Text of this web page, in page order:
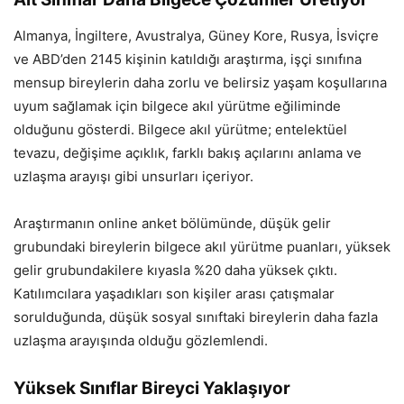
Almanya, İngiltere, Avustralya, Güney Kore, Rusya, İsviçre
ve ABD’den 2145 kişinin katıldığı araştırma, işçi sınıfına
mensup bireylerin daha zorlu ve belirsiz yaşam koşullarına
uyum sağlamak için bilgece akıl yürütme eğiliminde
olduğunu gösterdi. Bilgece akıl yürütme; entelektüel
tevazu, değişime açıklık, farklı bakış açılarını anlama ve
uzlaşma arayışı gibi unsurları içeriyor.
Araştırmanın online anket bölümünde, düşük gelir
grubundaki bireylerin bilgece akıl yürütme puanları, yüksek
gelir grubundakilere kıyasla %20 daha yüksek çıktı.
Katılımcılara yaşadıkları son kişiler arası çatışmalar
sorulduğunda, düşük sosyal sınıftaki bireylerin daha fazla
uzlaşma arayışında olduğu gözlemlendi.
Yüksek Sınıflar Bireyci Yaklaşıyor